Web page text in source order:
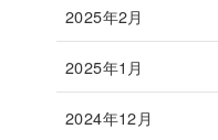
2025年2月
2025年1月
2024年12月